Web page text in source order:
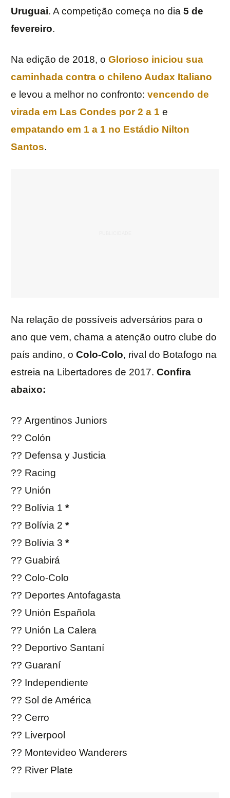
Uruguai. A competição começa no dia 5 de
fevereiro.
Na edição de 2018, o Glorioso iniciou sua
caminhada contra o chileno Audax Italiano
e levou a melhor no confronto: vencendo de
virada em Las Condes por 2 a 1 e
empatando em 1 a 1 no Estádio Nilton
Santos.
Na relação de possíveis adversários para o
ano que vem, chama a atenção outro clube do
país andino, o Colo-Colo, rival do Botafogo na
estreia na Libertadores de 2017. Confira
abaixo:
?? Argentinos Juniors
?? Colón
?? Defensa y Justicia
?? Racing
?? Unión
?? Bolívia 1 *
?? Bolívia 2 *
?? Bolívia 3 *
?? Guabirá
?? Colo-Colo
?? Deportes Antofagasta
?? Unión Española
?? Unión La Calera
?? Deportivo Santaní
?? Guaraní
?? Independiente
?? Sol de América
?? Cerro
?? Liverpool
?? Montevideo Wanderers
?? River Plate